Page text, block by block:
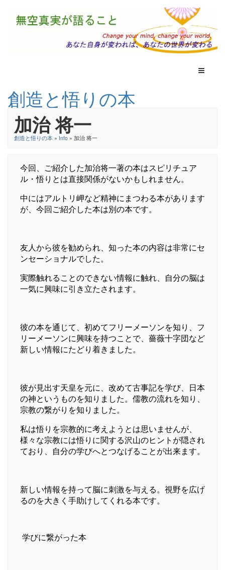
Toggle
創造と悟りの本
加治 将一
創造と悟りの本 » Info » 加治 将一
今回、ご紹介した加治将一著の本はスピリチュア
ル・悟りとは直接関係がないかもしれません。
中にはアルトリ岬など精神にまつわる本があります
が、今回ご紹介した本は別の本です。
友人から彼を勧められ、知った本の内容は非常にセ
ンセーショナルでした。
実際触れることのできない情報に触れ、自分の脳は
一気に興味に引き立たされます。
彼の本を通じて、初めてフリーメーソンを知り、フ
リーメーソンに興味を持つことで、薔薇十字団など
新しい情報にたどり着きました。
彼が見出す天皇を元に、改めて古事記を学び、日本
の神というものを知りました。儒教の流れを知り、
宗教の繋がりを知りました。
私は悟りを宗教的に考えようとは思いませんが、
様々な宗教には悟りに関する沢山のヒントが隠され
ており、自分の学びへとつなげることが出来ます。
新しい情報を持って脳に刺激を与える。視野を広げ
るのを大きく手助けしてくれる本です。
学びに繋がった本